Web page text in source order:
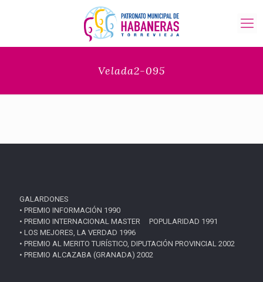
Velada2-095
GALARDONES
• PREMIO INFORMACIÓN 1990
• PREMIO INTERNACIONAL MASTER POPULARIDAD 1991
• LOS MEJORES, LA VERDAD 1996
• PREMIO AL MERITO TURÍSTICO, DIPUTACIÓN PROVINCIAL 2002
• PREMIO ALCAZABA (GRANADA) 2002